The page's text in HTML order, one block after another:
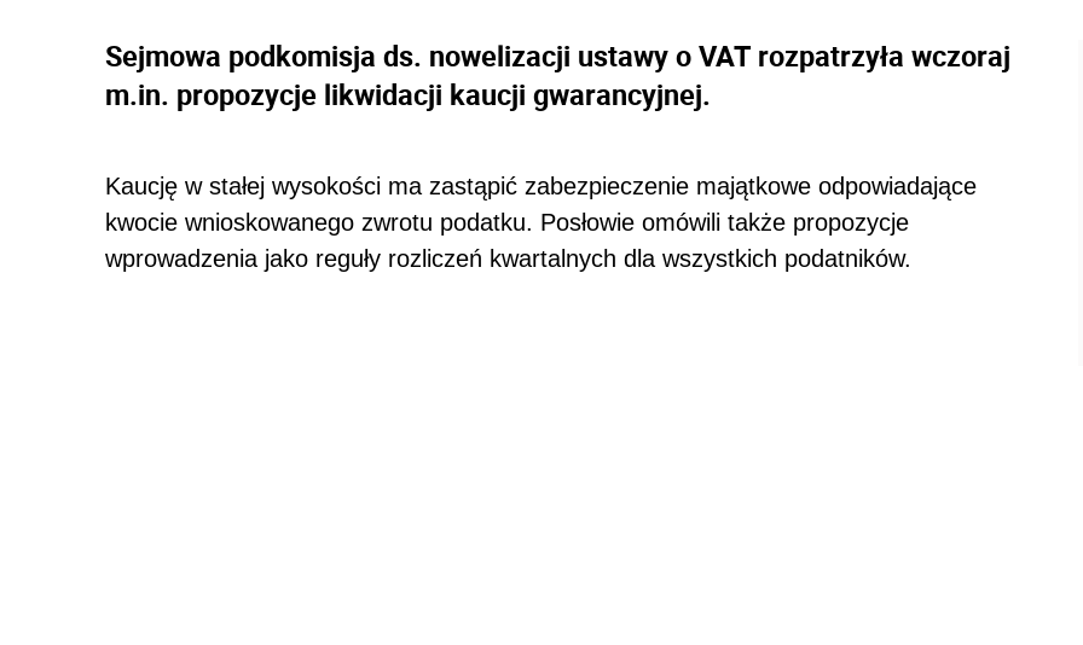
Sejmowa podkomisja ds. nowelizacji ustawy o VAT rozpatrzyła wczoraj
m.in. propozycje likwidacji kaucji gwarancyjnej.
Kaucję w stałej wysokości ma zastąpić zabezpieczenie majątkowe odpowiadające
kwocie wnioskowanego zwrotu podatku. Posłowie omówili także propozycje
wprowadzenia jako reguły rozliczeń kwartalnych dla wszystkich podatników.